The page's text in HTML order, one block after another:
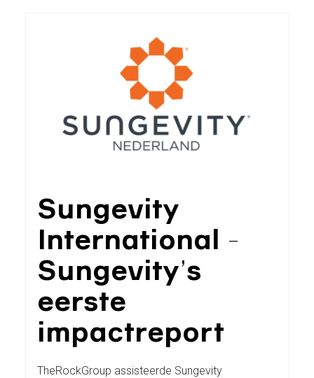
Sungevity
International -
Sungevity’s
eerste
impactreport
TheRockGroup assisteerde Sungevity